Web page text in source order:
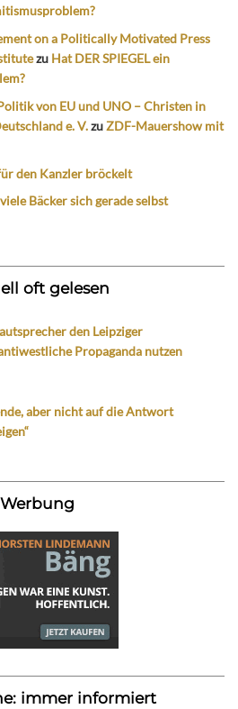
on a Politically Motivated Press
zu Hat DER SPIEGEL ein
von EU und UNO – Christen in
e. V.zuZDF-Mauershow mit
den Kanzler bröckelt
Bäcker sich gerade selbst
oft gelesen
den Leipziger
Propaganda nutzen
aber nicht auf die Antwort
Werbung
immer informiert